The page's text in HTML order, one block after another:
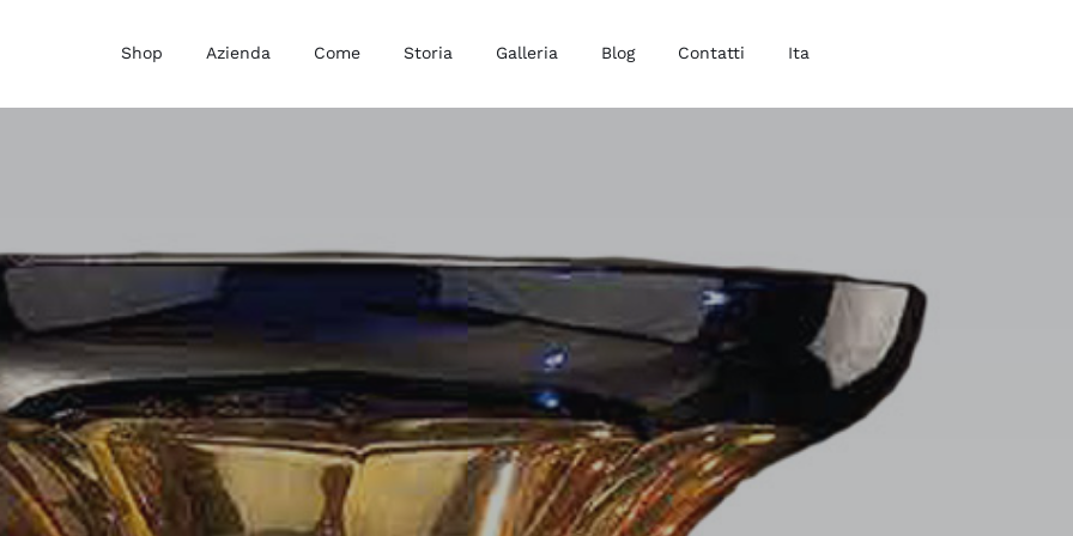
Shop Azienda Come Storia Galleria Blog Contatti Ita